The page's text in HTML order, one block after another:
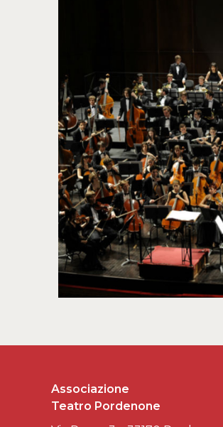
Associazione
Teatro Pordenone